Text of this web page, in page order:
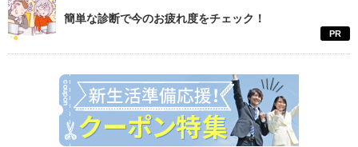
簡単な診断で今のお疲れ度をチェック！
PR